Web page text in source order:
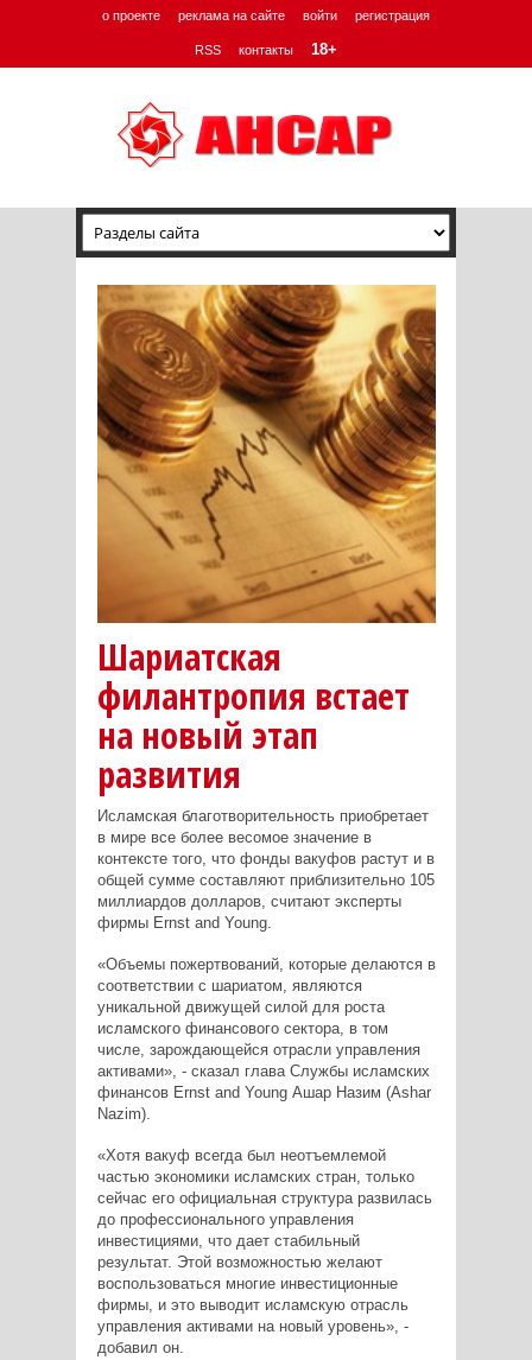
о проекте реклама на сайте войти регистрация
RSS контакты 18+
Шариатская
филантропия встает
на новый этап
развития
Исламская благотворительность приобретает
в мире все более весомое значение в
контексте того, что фонды вакуфов растут и в
общей сумме составляют приблизительно 105
миллиардов долларов, считают эксперты
фирмы Ernst and Young.
«Объемы пожертвований, которые делаются в
соответствии с шариатом, являются
уникальной движущей силой для роста
исламского финансового сектора, в том
числе, зарождающейся отрасли управления
активами», - сказал глава Службы исламских
финансов Ernst and Young Ашар Назим (Ashar
Nazim).
«Хотя вакуф всегда был неотъемлемой
частью экономики исламских стран, только
сейчас его официальная структура развилась
до профессионального управления
инвестициями, что дает стабильный
результат. Этой возможностью желают
воспользоваться многие инвестиционные
фирмы, и это выводит исламскую отрасль
управления активами на новый уровень», -
добавил он.